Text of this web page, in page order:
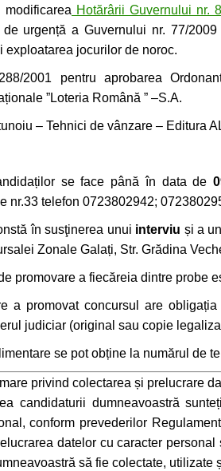
modificarea Hotărârii Guvernului nr.
urgență a Guvernului nr. 77/
exploatarea jocurilor de noroc.
2001 pentru aprobarea
”Loteria Română ” –S.A.
– Tehnici de vânzare – Editura
se face până în data de
nr.33 telefon 0723802942;
în susţinerea unui interviu și a
Zonale Galați, Str. Grădina
promovare a fiecăreia dintre probe
a promovat concursul are
judiciar (original sau copie
se pot obține la numărul de
privind colectarea și prelucrare
candidaturii dumneavoastră
conform prevederilor
datelor cu caracter
să fie colectate,